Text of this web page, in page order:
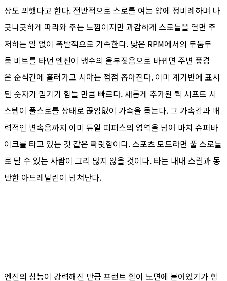
상도 꾀했다고 한다. 전반적으로 스로틀 여는 양에 정비례하며 나
긋나긋하게 따라와 주는 느낌이지만 과감하게 스로틀을 열면 주
저하는 일 없이 폭발적으로 가속한다. 낮은 RPM에서의 두둠두
둠 비트를 타던 엔진이 맹수의 울부짖음으로 바뀌면 주변 풍경
은 순식간에 흘러가고 시야는 점점 좁아진다. 이미 계기반에 표시
된 숫자가 믿기기 힘들 만큼 빠르다. 새롭게 추가된 퀵 시프트 시
스템이 풀스로틀 상태로 끊임없이 가속을 돕는다. 그 가속감과 매
력적인 변속음까지 이미 듀얼 퍼퍼스의 영역을 넘어 마치 슈퍼바
이크를 타고 있는 것 같은 짜릿함이다. 스포츠 모드라면 풀 스로틀
로 탈 수 있는 사람이 그리 많지 않을 것이다. 타는 내내 스릴과 동
반한 아드레날린이 넘쳐난다.
엔진의 성능이 강력해진 만큼 프런트 휠이 노면에 붙어있기가 힘